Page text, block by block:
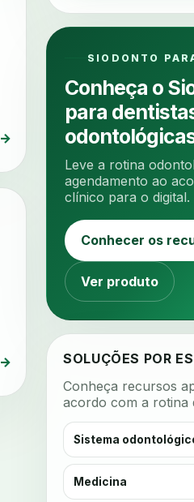
→
→
ambiente clinico
analgesia
analise 3d
analise elementos
analise facial
analise mastigacao
anamnese estruturada
anamnese nutricional
anestesia
anestesia local
ansiedade
ansiedade no
ansiedade
SIODONTO
Conheça o
para
Leve a rotina
agendamento ao
clínico para o digital.
Conhecer os
Ver produto
SOLUÇÕES POR
Conheça recursos
acordo com a rotina
Sistema
Medicina